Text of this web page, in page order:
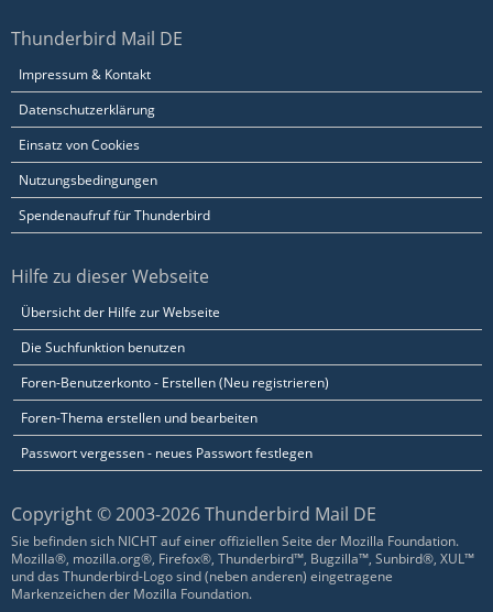
Thunderbird Mail DE
Impressum & Kontakt
Datenschutzerklärung
Einsatz von Cookies
Nutzungsbedingungen
Spendenaufruf für Thunderbird
Hilfe zu dieser Webseite
Übersicht der Hilfe zur Webseite
Die Suchfunktion benutzen
Foren-Benutzerkonto - Erstellen (Neu registrieren)
Foren-Thema erstellen und bearbeiten
Passwort vergessen - neues Passwort festlegen
Copyright © 2003-2026 Thunderbird Mail DE
Sie befinden sich NICHT auf einer offiziellen Seite der Mozilla Foundation.
Mozilla®, mozilla.org®, Firefox®, Thunderbird™, Bugzilla™, Sunbird®, XUL™
und das Thunderbird-Logo sind (neben anderen) eingetragene
Markenzeichen der Mozilla Foundation.